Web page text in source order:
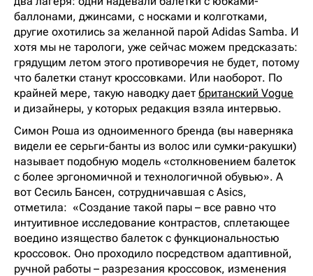
баллонами, джинсами, с носками и колготками,
другие охотились за желанной парой Adidas Samba. И
хотя мы не тарологи, уже сейчас можем предсказать:
грядущим летом этого противоречия не будет, потому
что балетки станут кроссовками. Или наоборот. По
крайней мере, такую наводку дает британский Vogue
и дизайнеры, у которых редакция взяла интервью.
Симон Роша из одноименного бренда (вы наверняка
видели ее серьги-банты из волос или сумки-ракушки)
называет подобную модель «столкновением балеток
с более эргономичной и технологичной обувью». А
вот Сесиль Бансен, сотрудничавшая с Asics,
отметила: «Создание такой пары – все равно что
интуитивное исследование контрастов, сплетающее
воедино изящество балеток с функциональностью
кроссовок. Оно проходило посредством адаптивной,
ручной работы – разрезания кроссовок, изменения